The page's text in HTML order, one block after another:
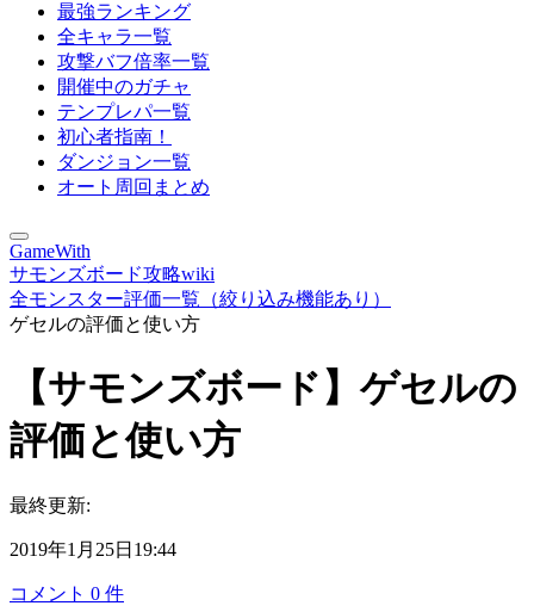
最強ランキング
全キャラ一覧
攻撃バフ倍率一覧
開催中のガチャ
テンプレパ一覧
初心者指南！
ダンジョン一覧
オート周回まとめ
GameWith
サモンズボード攻略wiki
全モンスター評価一覧（絞り込み機能あり）
ゲセルの評価と使い方
【サモンズボード】ゲセルの
評価と使い方
最終更新:
2019年1月25日19:44
コメント 0 件